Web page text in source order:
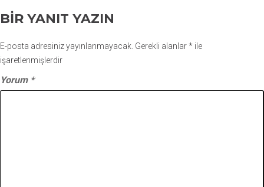
BIR YANIT YAZIN
E-posta adresiniz yayınlanmayacak. Gerekli alanlar* ile
işaretlenmişlerdir
Yorum *